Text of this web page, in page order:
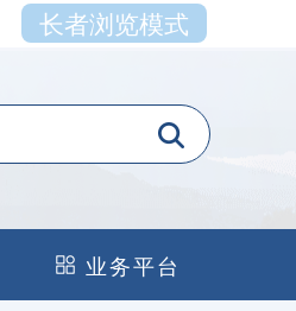
长者浏览模式
业务平台